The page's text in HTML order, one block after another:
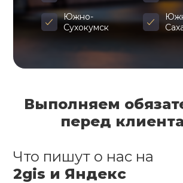
Южно-
Сухокумск
Выполняем
перед
Что пишут о нас на
2gis и Яндекс